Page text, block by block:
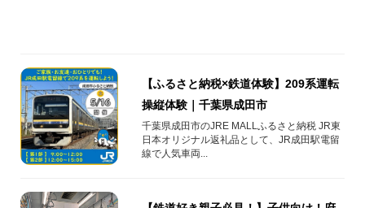
【ふるさと納税×鉄道体験】209系運転
操縦体験｜千葉県成田市
千葉県成田市のJRE MALLふるさと納税 JR東
日本オリジナル返礼品として、JR成田駅電留
線で人気車両...